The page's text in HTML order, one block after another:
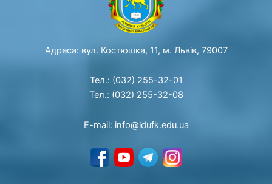
Адреса: вул. Костюшка, 11, м. Львів, 79007
Тел.: (032) 255-32-01
Тел.: (032) 255-32-08
E-mail: info@ldufk.edu.ua